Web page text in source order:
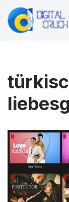
Zum